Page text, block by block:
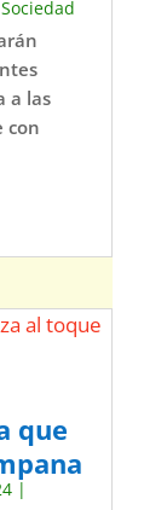
Sociedad
a las
con
que
|